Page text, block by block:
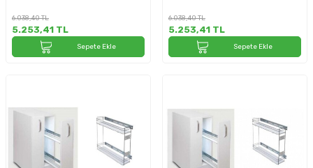
6.038,40TL
5.253,41 TL
Sepete Ekle
6.038,40TL
5.253,41 TL
Sepete Ekle